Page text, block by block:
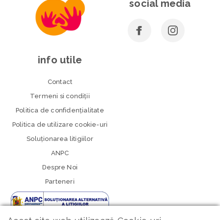
social media
info utile
Contact
Termeni si condiţii
Politica de confidenţialitate
Politica de utilizare cookie-uri
Soluționarea litigiilor
ANPC
Despre Noi
Parteneri